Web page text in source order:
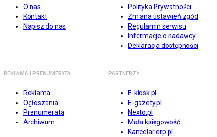
O nas
Kontakt
Napisz do nas
Polityka Prywatności
Zmiana ustawień zgód
Regulamin serwisu
Informacje o nadawcy
Deklaracja dostępności
REKLAMA I PRENUMERATA
Reklama
Ogłoszenia
Prenumerata
Archiwum
PARTNERZY
E-kiosk.pl
E-gazety.pl
Nexto.pl
Mała księgowość
Kancelarierp.pl